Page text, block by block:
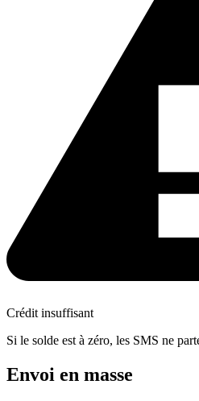
Crédit insuffisant
Si le solde est à zéro, les SMS ne
Envoi en masse